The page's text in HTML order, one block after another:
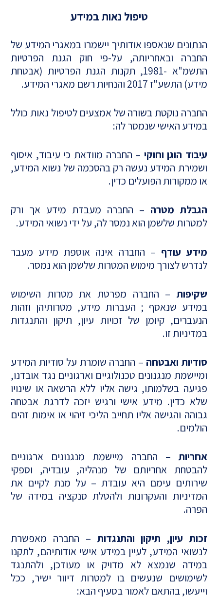
טיפול נאות במידע
הנתונים שנאספו אודותיך יישמרו במאגרי המידע של
החברה ובאחריותה, על-פי חוק הגנת הפרטיות
התשמ"א -1981, תקנות הגנת הפרטיות (אבטחת
מידע) התשע"ז 2017 והנחיות רשם מאגרי המידע.
החברה נוקטת בשורה של אמצעים לטיפול נאות כולל
במידע האישי שנמסר לה:
עיבוד הוגן וחוקי – החברה מוודאת כי עיבוד, איסוף
ושמירת המידע נעשה רק בהסכמה של נשוא המידע,
או ממקורות הפועלים כדין.
הגבלת מטרה – החברה מעבדת מידע אך ורק
למטרות שלשמן הוא נמסר לה, על ידי נשואי המידע.
מידע עודף – החברה אינה אוספת מידע מעבר
לנדרש לצורך מימוש המטרות שלשמן הוא נמסר.
שקיפות – החברה מפרטת את מטרות השימוש
במידע שנאסף ; העברות מידע, מטרותיהן וזהות
הנעברים, קיומן של זכויות עיון, תיקון והתנגדות
במדיניות זו.
סודיות ואבטחה – החברה שומרת על סודיות המידע
ומיישמת מנגנונים טכנולוגיים וארגוניים נגד אובדנו,
פגיעה בשלמותו, גישה אליו ללא הרשאה או שינויו
שלא כדין. מידע אישי ורגיש יזכה לדרגת אבטחה
גבוהה והגישה אליו תחייב הליכי זיהוי או אימות זהים
הולמים.
אחריות – החברה מיישמת מנגנונים ארגוניים
להבטחת אחריותם של מנהליה, עובדיה, וספקי
שירותים עימם היא עובדת – על מנת לקיים את
המדיניות והעקרונות ולהטלת סנקציה במידה של
הפרה.
זכות עיון, תיקון והתנגדות – החברה מאפשרת
לנשואי המידע, לעיין במידע אישי אודותיהם, לתקנו
במידה שנמצא לא מדויק או מעודכן, ולהתנגד
לשימושים שנעשים בו למטרות דיוור ישיר, ככל
וייעשו, בהתאם לאמור בסעיף הבא: